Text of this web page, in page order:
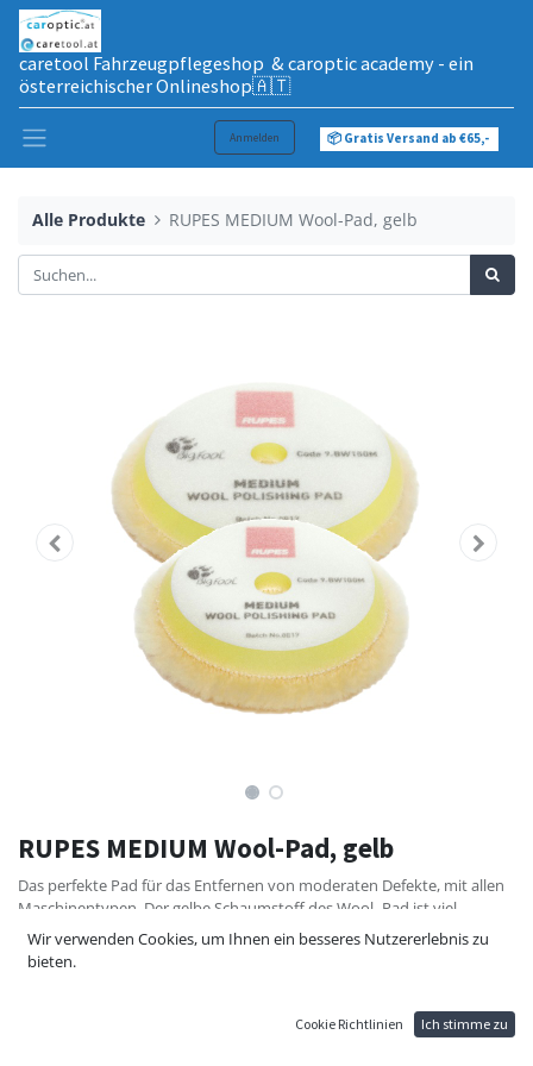
caretool Fahrzeugpflegeshop & caroptic academy - ein
österreichischer Onlineshop🇦🇹
Anmelden 📦 Gratis Versand ab €65,-
Alle Produkte RUPES MEDIUM Wool-Pad, gelb
RUPES MEDIUM Wool-Pad, gelb
Das perfekte Pad für das Entfernen von moderaten Defekte, mit allen
Maschinentypen. Der gelbe Schaumstoff des Wool- Pad ist viel
flexibler, um eine bessere Kontrolle bei Kurven und Konturen zu
ermöglichen und bietet eine weichere Unterstützung für eine
Wir verwenden Cookies, um Ihnen ein besseres Nutzererlebnis zu
bieten.
Cookie Richtlinien Ich stimme zu